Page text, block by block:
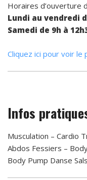
Horaires d’ouverture
Lundi au vendredi
Samedi de 9h à
Cliquez ici pour voir le
Infos
Musculation – Cardio
Abdos Fessiers –
Body Pump Danse